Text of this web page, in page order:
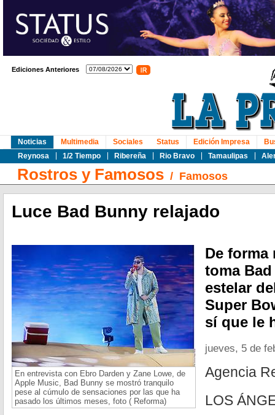
Ediciones Anteriores
Noticias
Reynosa
1/2 Tiempo Ribereña Rio Bravo Tamaulipas
Multimedia Sociales Status Edición Impresa
Rostros y Famosos / Famosos
Luce Bad Bunny relajado
En entrevista con Ebro Darden y Zane Lowe, de
Apple Music, Bad Bunny se mostró tranquilo
pese al cúmulo de sensaciones por las que ha
pasado los últimos meses, foto ( Reforma)
De forma
toma
estelar
Super
sí que le
jueves, 5 de
Agencia
LOS